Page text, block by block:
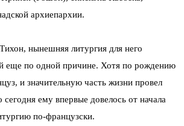
архиепархии.
нынешняя литургия для него
еще по одной причине. Хотя по рождению
и значительную часть жизни провел
ему впервые довелось от начала
по-французски.